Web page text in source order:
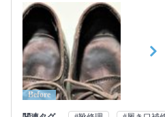
Before